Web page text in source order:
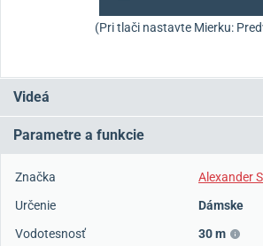
(Pri tlači nastavte Mierku:
Videá
Parametre a funkcie
Značka
Alexander
Určenie
Dámske
Vodotesnosť
30 m